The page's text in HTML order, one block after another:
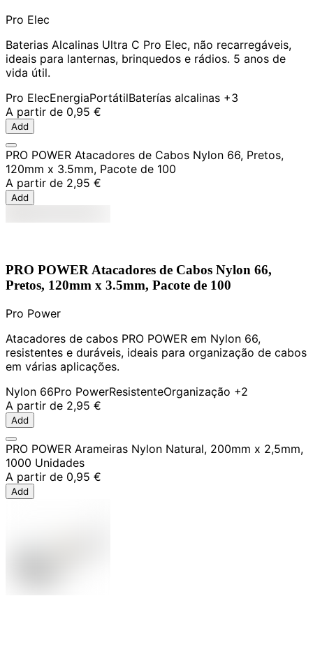
Pro Elec
Baterias Alcalinas Ultra C Pro Elec, não recarregáveis,
ideais para lanternas, brinquedos e rádios. 5 anos de
vida útil.
Pro ElecEnergiaPortátilBaterías alcalinas +3
A partir de 0,95 €
Add
PRO POWER Atacadores de Cabos Nylon 66, Pretos,
120mm x 3.5mm, Pacote de 100
A partir de 2,95 €
Add
PRO POWER Atacadores de Cabos Nylon 66,
Pretos, 120mm x 3.5mm, Pacote de 100
Pro Power
Atacadores de cabos PRO POWER em Nylon 66,
resistentes e duráveis, ideais para organização de cabos
em várias aplicações.
Nylon 66Pro PowerResistenteOrganização +2
A partir de 2,95 €
Add
PRO POWER Arameiras Nylon Natural, 200mm x 2,5mm,
1000 Unidades
A partir de 0,95 €
Add